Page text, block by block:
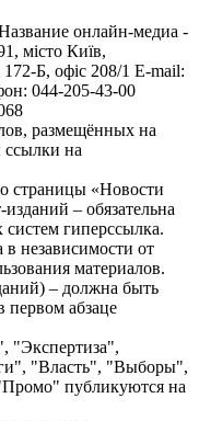
онлайн-медиа -
місто Київ,
Б, офіс 208/1 E-mail:
044-205-43-00
размещённых на
ссылки на
страницы «Новости
– обязательна
гиперссылка.
независимости от
материалов.
– должна быть
первом абзаце
"Экспертиза",
"Власть", "Выборы",
публикуются на